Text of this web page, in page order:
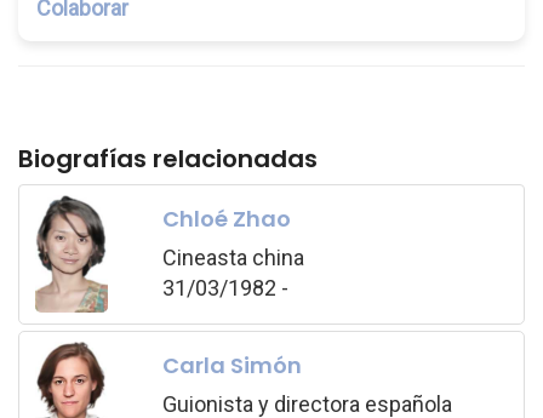
Colaborar
Biografías relacionadas
Chloé Zhao
Cineasta china
31/03/1982 -
Carla Simón
Guionista y directora española